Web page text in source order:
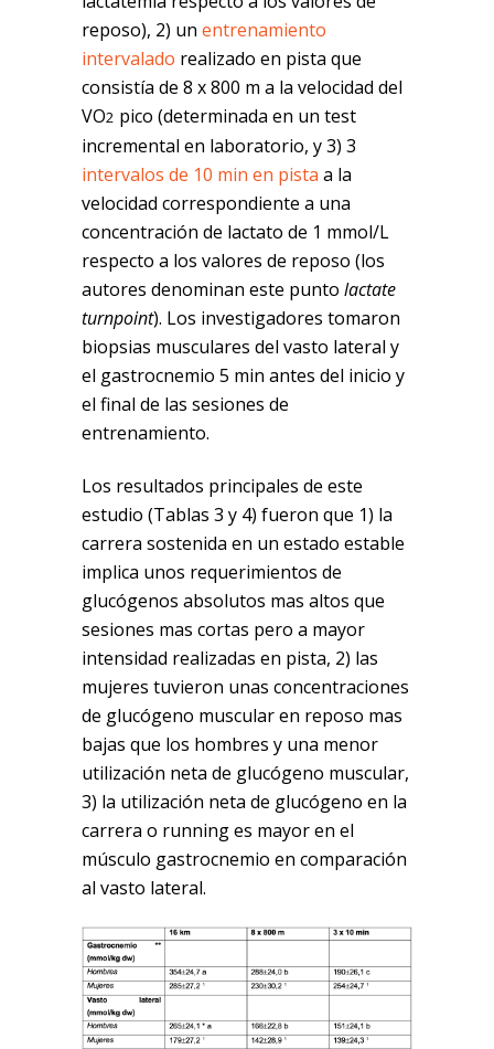
reposo), 2) un entrenamiento
intervalado realizado en pista que
consistía de 8 x 800 m a la velocidad del
VO2 pico (determinada en un test
incremental en laboratorio, y 3) 3
intervalos de 10 min en pista a la
velocidad correspondiente a una
concentración de lactato de 1 mmol/L
respecto a los valores de reposo (los
autores denominan este punto lactate
turnpoint). Los investigadores tomaron
biopsias musculares del vasto lateral y
el gastrocnemio 5 min antes del inicio y
el final de las sesiones de
entrenamiento.
Los resultados principales de este
estudio (Tablas 3 y 4) fueron que 1) la
carrera sostenida en un estado estable
implica unos requerimientos de
glucógenos absolutos mas altos que
sesiones mas cortas pero a mayor
intensidad realizadas en pista, 2) las
mujeres tuvieron unas concentraciones
de glucógeno muscular en reposo mas
bajas que los hombres y una menor
utilización neta de glucógeno muscular,
3) la utilización neta de glucógeno en la
carrera o running es mayor en el
músculo gastrocnemio en comparación
al vasto lateral.